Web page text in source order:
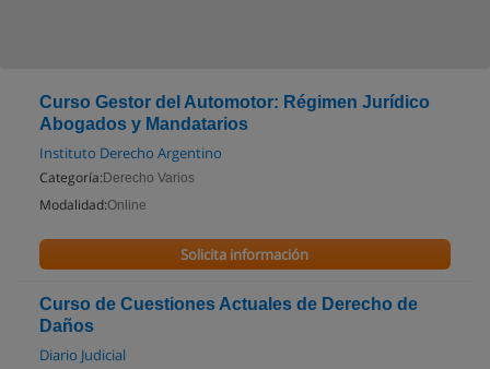
Curso Gestor del Automotor: Régimen Jurídico
Abogados y Mandatarios
Instituto Derecho Argentino
Categoría: Derecho Varios
Modalidad:Online
Solicita información
Curso de Cuestiones Actuales de Derecho de
Daños
Diario Judicial